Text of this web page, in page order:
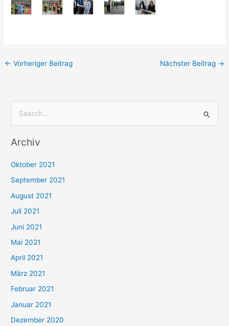
← Vorheriger Beitrag Nächster Beitrag →
c
n
n
a
c
h
:
Archiv
Oktober 2021
September 2021
August 2021
Juli 2021
Juni 2021
Mai 2021
April 2021
März 2021
Februar 2021
Januar 2021
Dezember 2020